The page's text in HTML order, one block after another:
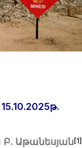
Բ. Աթանեսյան[1]